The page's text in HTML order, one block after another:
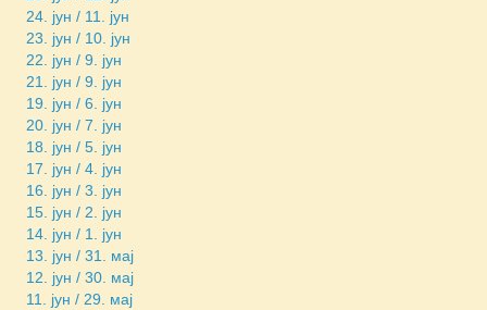
24. јун / 11. јун
23. јун / 10. јун
22. јун / 9. јун
21. јун / 9. јун
19. јун / 6. јун
20. јун / 7. јун
18. јун / 5. јун
17. јун / 4. јун
16. јун / 3. јун
15. јун / 2. јун
14. јун / 1. јун
13. јун / 31. мај
12. јун / 30. мај
11. јун / 29. мај